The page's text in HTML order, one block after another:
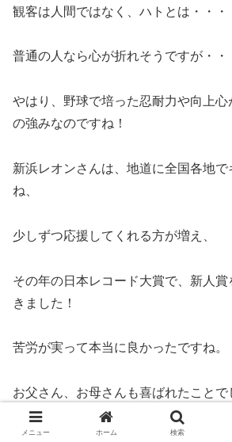
観客は人間ではなく、ハトとは・・・
普通の人なら心が折れそうですが・・
やはり、野球で培った忍耐力や向上
の強みなのですね！
新浜レオンさんは、地道に全国各地
ね、
少しずつ応援してくれる方が増え、
その年の日本レコード大賞で、新人
きました！
苦労が実って本当に良かったですね。
お父さん、お母さんも喜ばれたことで
新浜レオンさんは、2023年、「捕ま
メニュー ホーム 検索